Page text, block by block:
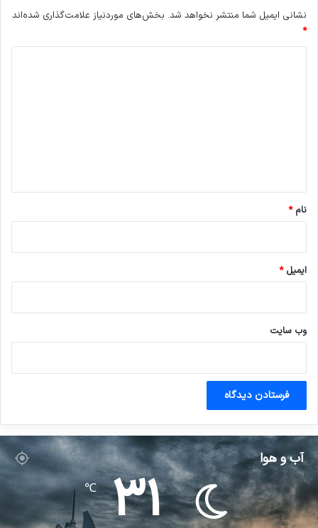
نشانی ایمیل شما منتشر نخواهد شد. بخش‌های موردنیاز علامت‌گذاری شده‌اند
*
نام*
ایمیل*
وب‌ سایت
آب و هوا
31
℃